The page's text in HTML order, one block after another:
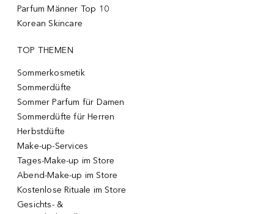
Parfum Männer Top 10
Korean Skincare
TOP THEMEN
Sommerkosmetik
Sommerdüfte
Sommer Parfum für Damen
Sommerdüfte für Herren
Herbstdüfte
Make-up-Services
Tages-Make-up im Store
Abend-Make-up im Store
Kostenlose Rituale im Store
Gesichts- &